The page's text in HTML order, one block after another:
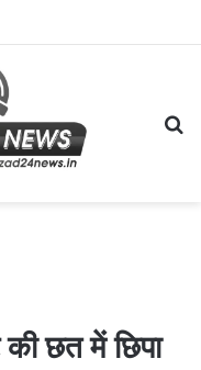
छत में छिपा